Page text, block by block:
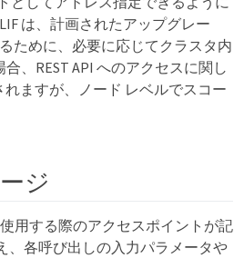
は、計画されたアップグレー
ために、必要に応じてクラスタ内
、REST API へのアクセスに関し
れますが、ノード レベルでスコー
ジ
用する際のアクセスポイントが記
、各呼び出しの入力パラメータや